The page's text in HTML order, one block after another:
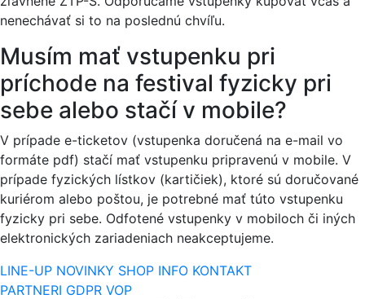
nenechávať si to na poslednú chvíľu.
Musím mať vstupenku pri
príchode na festival fyzicky pri
sebe alebo stačí v mobile?
V prípade e-ticketov (vstupenka doručená na e-mail vo
formáte pdf) stačí mať vstupenku pripravenú v mobile. V
prípade fyzických lístkov (kartičiek), ktoré sú doručované
kuriérom alebo poštou, je potrebné mať túto vstupenku
fyzicky pri sebe. Odfotené vstupenky v mobiloch či iných
elektronických zariadeniach neakceptujeme.
LINE-UP NOVINKY SHOP INFO KONTAKT
PARTNERI GDPR VOP